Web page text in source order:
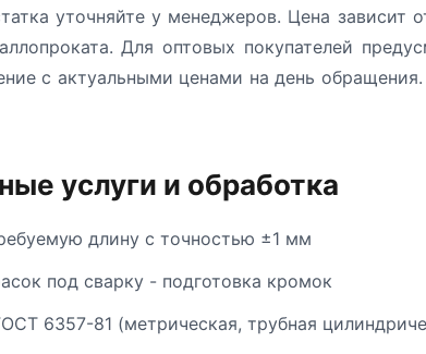
уточняйте у менеджеров. Цена
Для оптовых покупателей
с актуальными ценами на день
услуги и обработка
длину с точностью ±1 мм
под сварку - подготовка кромок
6357-81 (метрическая, трубная